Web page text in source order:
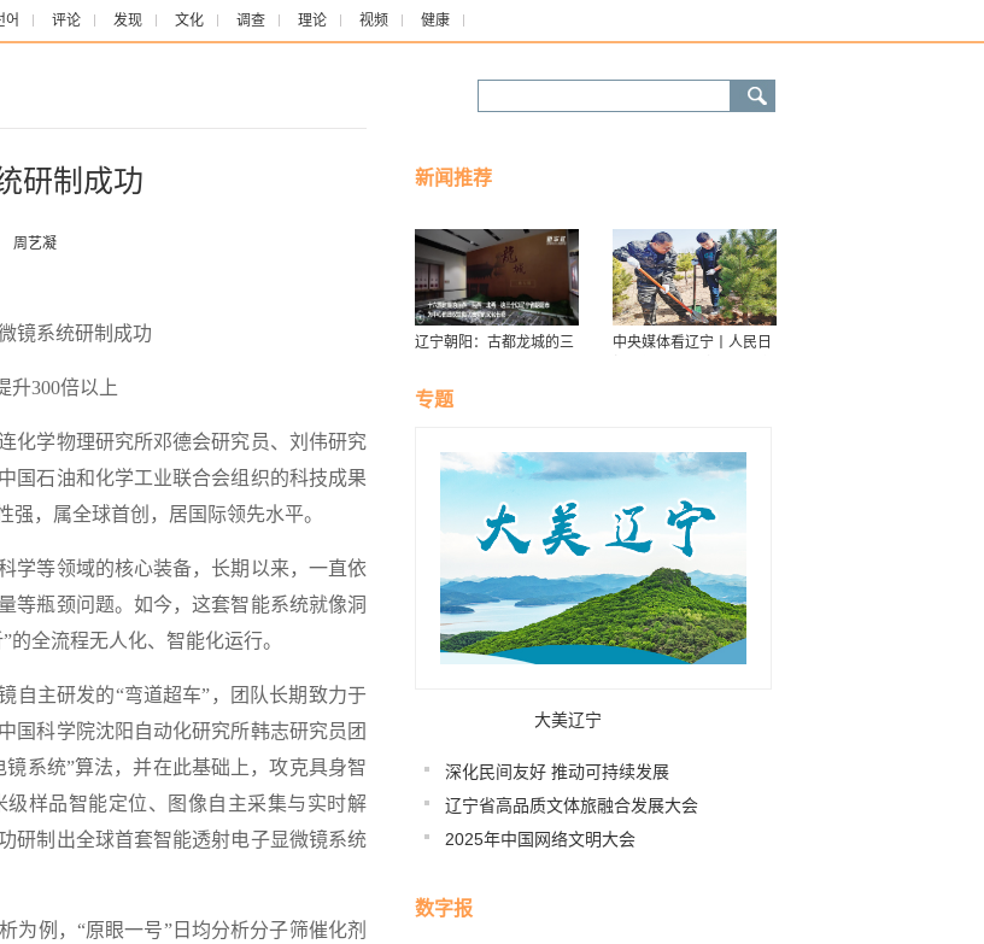
어 评论 发现 文化 调查 理论 视频 健康
研制成功
周艺凝
镜系统研制成功
升300倍以上
学物理研究所邓德会研究员、刘伟研究
国石油和化学工业联合会组织的科技成果
，属全球首创，居国际领先水平。
等领域的核心装备，长期以来，一直依
等瓶颈问题。如今，这套智能系统就像洞
全流程无人化、智能化运行。
主研发的“弯道超车”，团队长期致力于
国科学院沈阳自动化研究所韩志研究员团
系统”算法，并在此基础上，攻克具身智
样品智能定位、图像自主采集与实时解
研制出全球首套智能透射电子显微镜系统
例，“原眼一号”日均分析分子筛催化剂
新闻推荐
辽宁朝阳：古都龙城的三
中央媒体看辽宁丨人民日
专题
大美辽宁
深化民间友好 推动可持续发展
辽宁省高品质文体旅融合发展大会
2025年中国网络文明大会
数字报